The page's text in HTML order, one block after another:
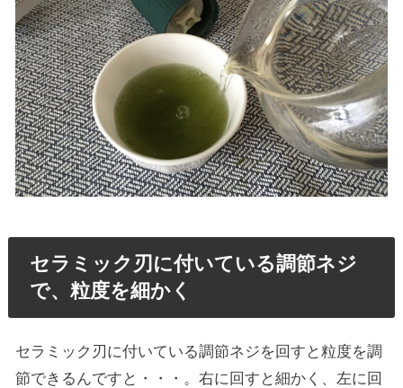
セラミック刃に付いている調節ネジ
で、粒度を細かく
セラミック刃に付いている調節ネジを回すと粒度を調
節できるんですと・・・。右に回すと細かく、左に回